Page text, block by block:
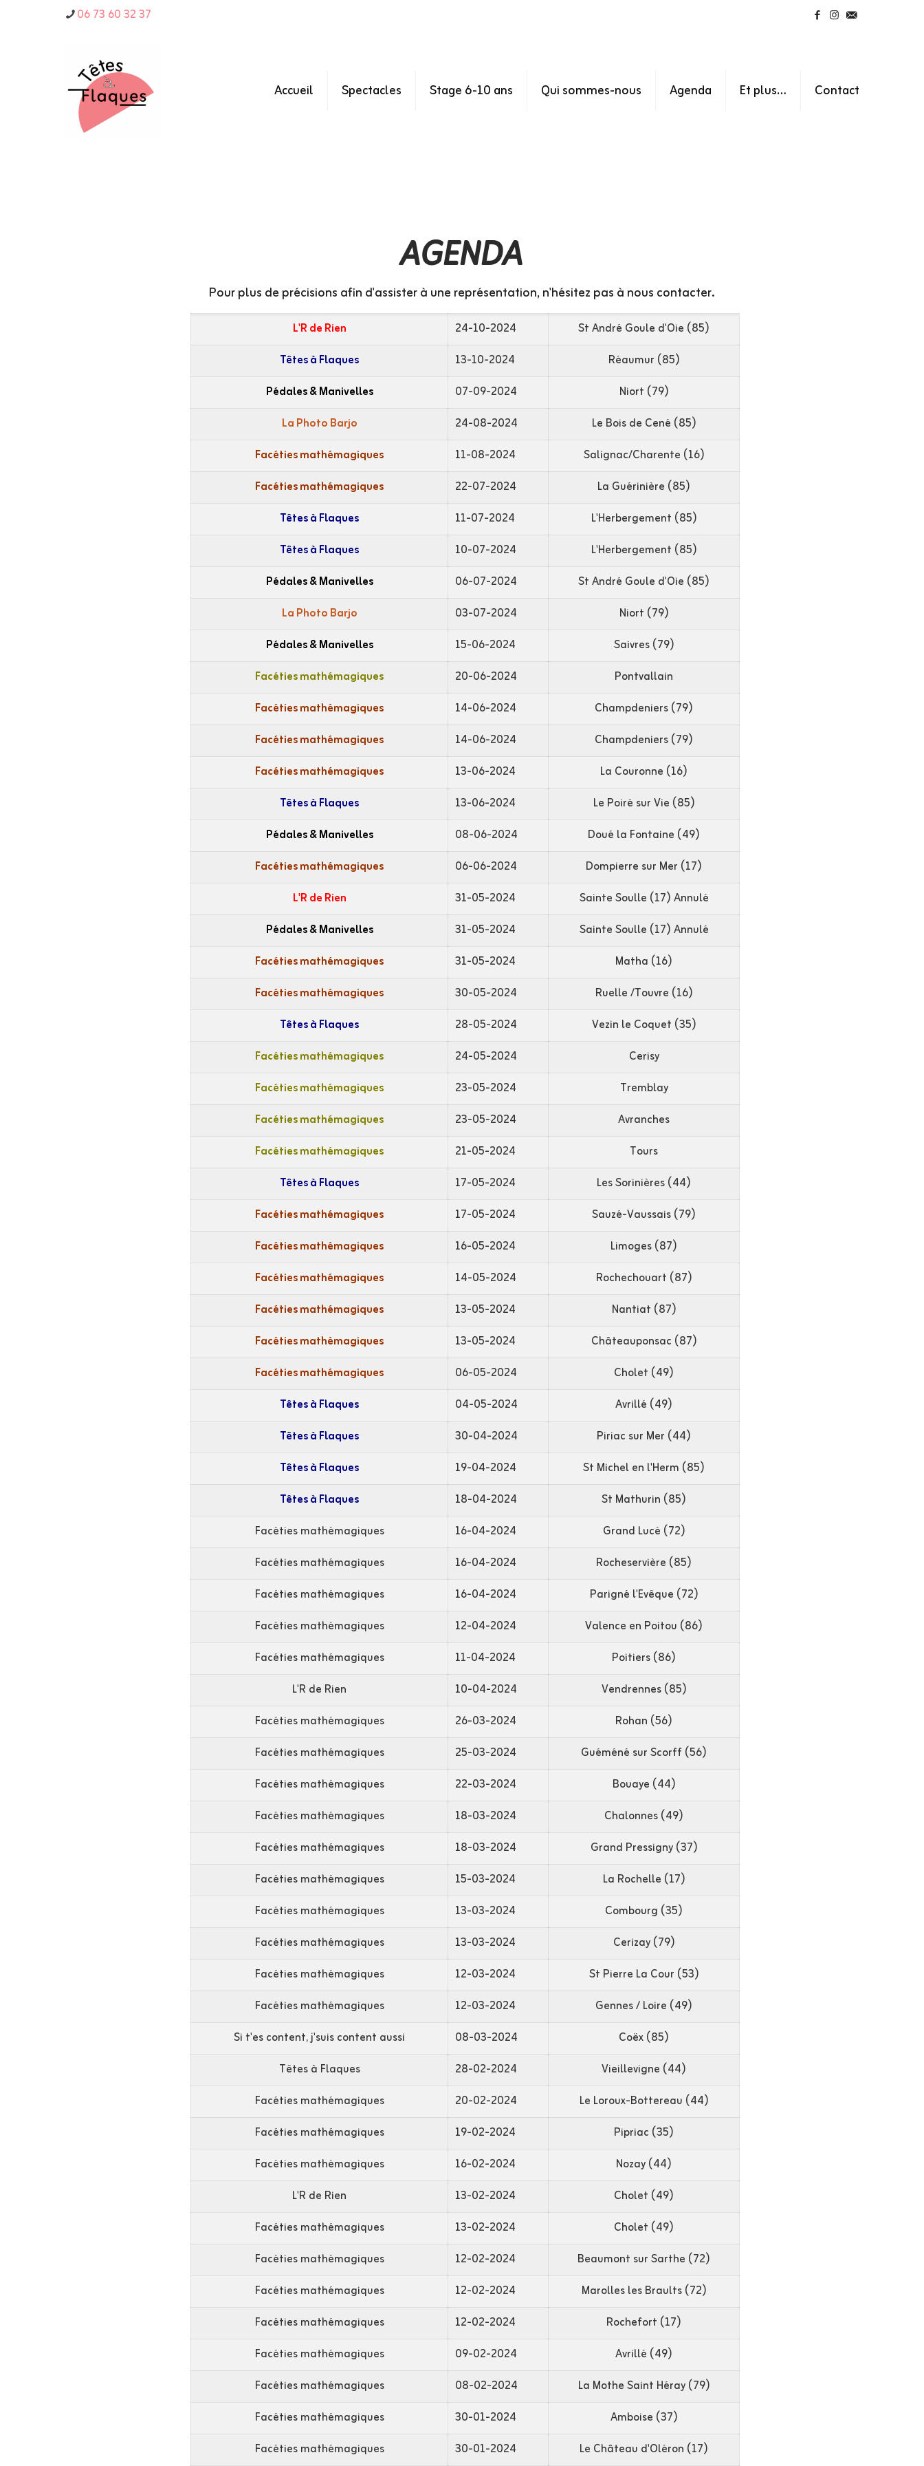
06 73 60 32 37
Accueil Spectacles Stage 6-10 ans Qui sommes-nous Agenda Et plus… Contact
AGENDA
Pour plus de précisions afin d'assister à une représentation, n'hésitez pas à nous contacter.
L'R de Rien 24-10-2024
St André Goule d'Oie (85)
Têtes à Flaques
13-10-2024
Réaumur (85)
Pédales & Manivelles
07-09-2024
Niort (79)
La Photo Barjo
24-08-2024
Le Bois de Cené (85)
Facéties mathémagiques
11-08-2024
Salignac/Charente (16)
Facéties mathémagiques
22-07-2024
La Guérinière (85)
Têtes à Flaques
11-07-2024
L'Herbergement (85)
Têtes à Flaques
10-07-2024
L'Herbergement (85)
Pédales & Manivelles
06-07-2024
St André Goule d'Oie (85)
La Photo Barjo
03-07-2024
Niort (79)
Pédales & Manivelles
15-06-2024
Saivres (79)
Facéties mathémagiques
20-06-2024
Pontvallain
Facéties mathémagiques
14-06-2024
Champdeniers (79)
Facéties mathémagiques
14-06-2024
Champdeniers (79)
Facéties mathémagiques
13-06-2024
La Couronne (16)
Têtes à Flaques
13-06-2024
Le Poiré sur Vie (85)
Pédales & Manivelles
08-06-2024
Doué la Fontaine (49)
Facéties mathémagiques
06-06-2024
Dompierre sur Mer (17)
L'R de Rien
31-05-2024
Sainte Soulle (17) Annulé
Pédales & Manivelles
31-05-2024
Sainte Soulle (17) Annulé
Facéties mathémagiques
31-05-2024
Matha (16)
Facéties mathémagiques
30-05-2024
Ruelle /Touvre (16)
Têtes à Flaques
28-05-2024
Vezin le Coquet (35)
Facéties mathémagiques
24-05-2024
Cerisy
Facéties mathémagiques
23-05-2024
Tremblay
Facéties mathémagiques
23-05-2024
Avranches
Facéties mathémagiques
21-05-2024
Tours
Têtes à Flaques
17-05-2024
Les Sorinières (44)
Facéties mathémagiques
17-05-2024
Sauzé-Vaussais (79)
Facéties mathémagiques
16-05-2024
Limoges (87)
Facéties mathémagiques
14-05-2024
Rochechouart (87)
Facéties mathémagiques
13-05-2024
Nantiat (87)
Facéties mathémagiques
13-05-2024
Châteauponsac (87)
Facéties mathémagiques
06-05-2024
Cholet (49)
Têtes à Flaques
04-05-2024
Avrillé (49)
Têtes à Flaques
30-04-2024
Piriac sur Mer (44)
Têtes à Flaques
19-04-2024
St Michel en l'Herm (85)
Têtes à Flaques
18-04-2024
St Mathurin (85)
Facéties mathémagiques
16-04-2024
Grand Lucé (72)
Facéties mathémagiques
16-04-2024
Rocheservière (85)
Facéties mathémagiques
16-04-2024
Parigné l'Evêque (72)
Facéties mathémagiques
12-04-2024
Valence en Poitou (86)
Facéties mathémagiques
11-04-2024
Poitiers (86)
L'R de Rien
10-04-2024
Vendrennes (85)
Facéties mathémagiques
26-03-2024
Rohan (56)
Facéties mathémagiques
25-03-2024
Guéméné sur Scorff (56)
Facéties mathémagiques
22-03-2024
Bouaye (44)
Facéties mathémagiques
18-03-2024
Chalonnes (49)
Facéties mathémagiques
18-03-2024
Grand Pressigny (37)
Facéties mathémagiques
15-03-2024
La Rochelle (17)
Facéties mathémagiques
13-03-2024
Combourg (35)
Facéties mathémagiques
13-03-2024
Cerizay (79)
Facéties mathémagiques
12-03-2024
St Pierre La Cour (53)
Facéties mathémagiques
12-03-2024
Gennes / Loire (49)
Si t'es content, j'suis content aussi
08-03-2024
Coëx (85)
Têtes à Flaques
28-02-2024
Vieillevigne (44)
Facéties mathémagiques
20-02-2024
Le Loroux-Bottereau (44)
Facéties mathémagiques
19-02-2024
Pipriac (35)
Facéties mathémagiques
16-02-2024
Nozay (44)
L'R de Rien
13-02-2024
Cholet (49)
Facéties mathémagiques
13-02-2024
Cholet (49)
Facéties mathémagiques
12-02-2024
Beaumont sur Sarthe (72)
Facéties mathémagiques
12-02-2024
Marolles les Braults (72)
Facéties mathémagiques
12-02-2024
Rochefort (17)
Facéties mathémagiques
09-02-2024
Avrillé (49)
Facéties mathémagiques
08-02-2024
La Mothe Saint Héray (79)
Facéties mathémagiques
30-01-2024
Amboise (37)
Facéties mathémagiques
30-01-2024 Le Château d'Oléron (17)